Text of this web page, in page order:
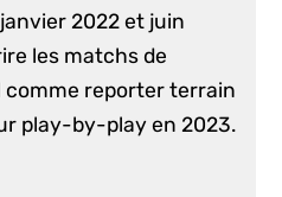
2022 et juin
les matchs de
comme reporter terrain
play-by-play en 2023.